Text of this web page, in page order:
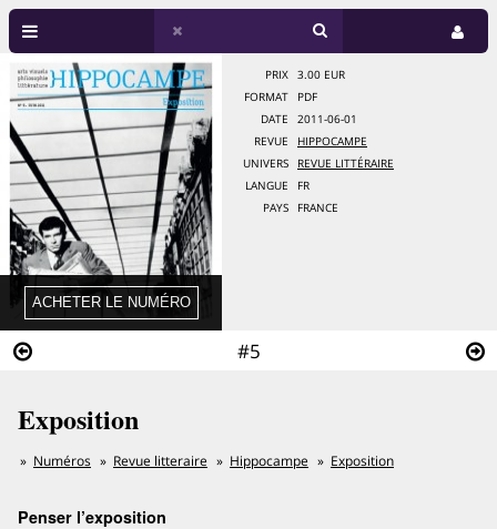
#5
PRIX
3.00 EUR
FORMAT
PDF
DATE
2011-06-01
REVUE
HIPPOCAMPE
UNIVERS
REVUE LITTÉRAIRE
LANGUE
FR
PAYS
FRANCE
Exposition
Numéros Revue litteraire Hippocampe Exposition
Penser l’exposition